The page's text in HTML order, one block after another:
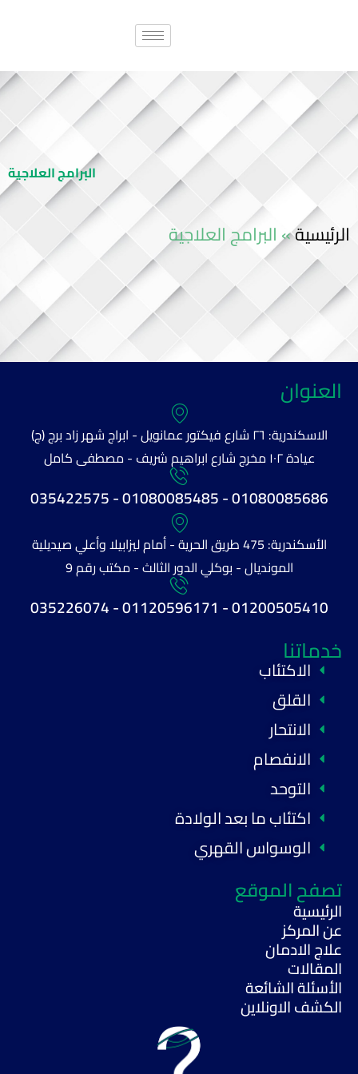
البرامج العلاجية
الرئيسية»البرامج العلاجية
العنوان
الاسكندرية: ٢٦ شارع فيكتور عمانويل - ابراج شهر زاد برج (ج)
عيادة ١٠٢ مخرج شارع ابراهيم شريف - مصطفى كامل
01080085686 - 01080085485 - 035422575
الأسكندرية: 475 طريق الحرية - أمام ليزابيلا وأعلي صيديلية
المونديال - بوكلي الدور الثالث - مكتب رقم 9
01200505410 - 01120596171 - 035226074
خدماتنا
الاكتئاب
القلق
الانتحار
الانفصام
التوحد
اكتئاب ما بعد الولادة
الوسواس القهري
تصفح الموقع
الرئيسية
عن المركز
علاج الادمان
المقالات
الأسئلة الشائعة
الكشف الاونلاين